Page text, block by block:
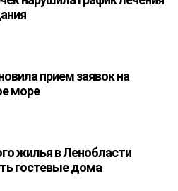
прием заявок на
море
жилья в Ленобласти
гостевые дома